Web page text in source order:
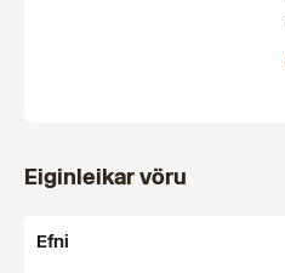
Eiginleikar vöru
Efni